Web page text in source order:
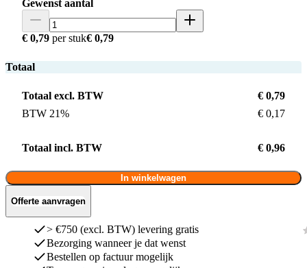
Gewenst aantal
€ 0,79 per stuk€ 0,79
Totaal
Totaal excl. BTW
€ 0,79
BTW 21%
€ 0,17
Totaal incl. BTW € 0,96
In winkelwagen
Offerte aanvragen
> €750 (excl. BTW) levering gratis
Bezorging wanneer je dat wenst
Bestellen op factuur mogelijk